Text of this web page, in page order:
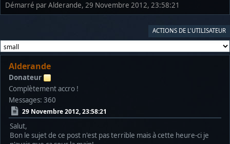
Démarré par Alderande, 29 Novembre 2012, 23:58:21
ACTIONS DE L'UTILISATEUR
Alderande
Donateur
Complètement accro !
Messages: 360
29 Novembre 2012, 23:58:21
Salut,
Bon le sujet de ce post n'est pas terrible mais à cette heure-ci je